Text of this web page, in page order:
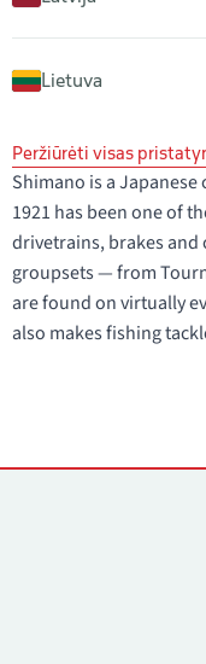
Lietuva
Peržiūrėti visas
Shimano is a
1921 has been one of
drivetrains, brakes and
groupsets — from
are found on virtually
also makes fishing